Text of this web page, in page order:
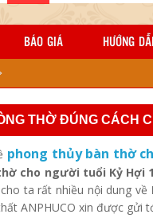
BÁO GIÁ HƯỚNG
THỜ ĐÚNG CÁCH
phong thủy bàn thờ
cho người tuổi Kỷ Hợi
ta rất nhiều nội dung về
ANPHUCO xin được gửi